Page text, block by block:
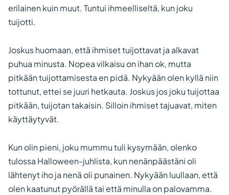
erilainen kuin muut. Tuntui ihmeelliseltä, kun joku
tuijotti.
Joskus huomaan, että ihmiset tuijottavat ja alkavat
puhua minusta. Nopea vilkaisu on ihan ok, mutta
pitkään tuijottamisesta en pidä. Nykyään olen kyllä niin
tottunut, ettei se juuri hetkauta. Joskus jos joku tuijottaa
pitkään, tuijotan takaisin. Silloin ihmiset tajuavat, miten
käyttäytyvät.
Kun olin pieni, joku mummu tuli kysymään, olenko
tulossa Halloween-juhlista, kun nenänpäästäni oli
lähtenyt iho ja nenä oli punainen. Nykyään luullaan, että
olen kaatunut pyörällä tai että minulla on palovamma.